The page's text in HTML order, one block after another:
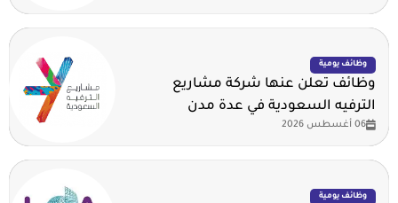
وظائف يومية
وظائف تعلن عنها شركة مشاريع
الترفيه السعودية في عدة مدن
06 أغسطس 2026
وظائف يومية